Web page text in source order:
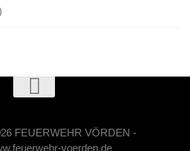
FEUERWEHR VÖRDEN -
voerden.de